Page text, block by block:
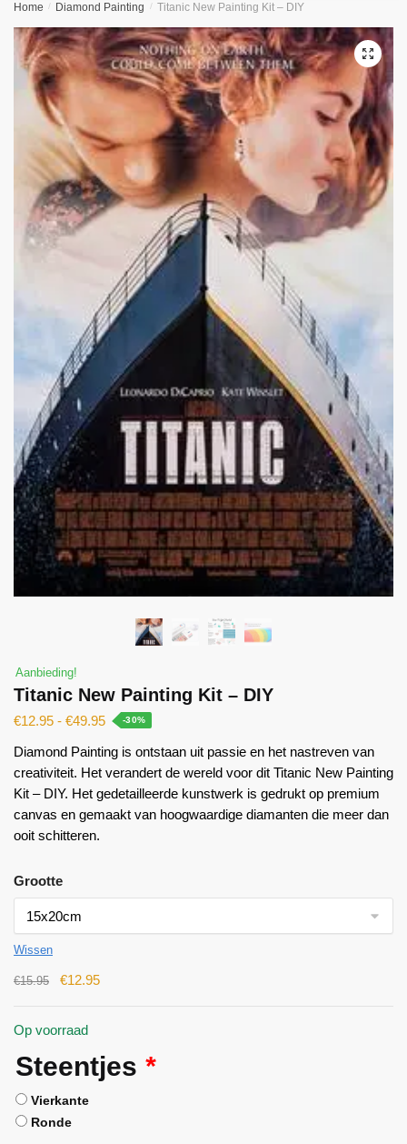
Home / Diamond Painting / Titanic New Painting Kit – DIY
🔍
Aanbieding!
Titanic New Painting Kit – DIY
€12.95 - €49.95 -30%
Diamond Painting is ontstaan ​​uit passie en het nastreven van
creativiteit. Het verandert de wereld voor dit Titanic New Painting
Kit – DIY. Het gedetailleerde kunstwerk is gedrukt op premium
canvas en gemaakt van hoogwaardige diamanten die meer dan
ooit schitteren.
Grootte
Wissen
€15.95 €12.95
Op voorraad
Steentjes *
Vierkante
Ronde